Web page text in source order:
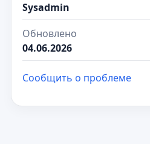
Sysadmin
Обновлено
04.06.2026
Сообщить о проблеме